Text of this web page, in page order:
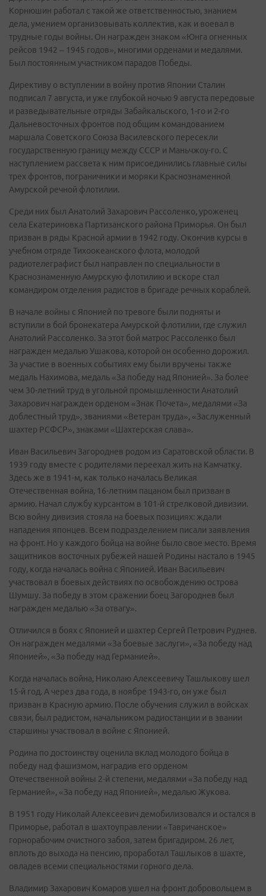
Корнюшин работал с такой же ответственностью, знанием
дела, умением организовывать коллектив, как и воевал в
трудные годы войны. Он награжден знаком «Юнга огненных
рейсов 1942 – 1945 годов», многими орденами и медалями.
Был постоянным участником парадов Победы.
Директиву о вступлении в войну против Японии Сталин
подписал 7 августа, и уже глубокой ночью 9 августа передовые
и разведывательные отряды Забайкальского, 1-го и 2-го
Дальневосточных фронтов под общим командованием
маршала Советского Союза Василевского пересекли
государственную границу между СССР и Маньчжоу-го. С
наступлением рассвета к ним присоединились главные силы
трех фронтов, пограничники и моряки Краснознаменной
Амурской речной флотилии.
Среди них был Анатолий Захарович Рассоленко, уроженец
села Екатериновка Партизанского района Приморья. Он был
призван в ряды Красной армии в 1942 году. Окончив курсы в
учебном отряде Тихоокеанского флота, молодой
радиотелеграфист был направлен по специальности в
Краснознаменную Амурскую флотилию и вскоре стал
командиром отделения радистов в бригаде речных кораблей.
В начале войны с Японией по тревоге были подняты и
вступили в бой бронекатера Амурской флотилии, где служил
Анатолий Рассоленко. За этот бой матрос Рассоленко был
награжден медалью Ушакова, которой он особенно дорожил.
За участие в военных событиях ему были вручены также
медаль Нахимова, медаль «За победу над Японией». За более
чем 30-летний труд в угольной промышленности Анатолий
Захарович награжден орденом «Знак Почета», медалями «За
доблестный труд», званиями «Ветеран труда», «Заслуженный
шахтер РСФСР», знаками «Шахтерская слава».
Иван Васильевич Загороднев родом из Саратовской области. В
1939 году вместе с родителями переехал жить на Камчатку.
Здесь же в 1941-м, как только началась Великая
Отечественная война, 16-летним пацаном был призван в
армию. Начал службу курсантом в 101-й стрелковой дивизии.
Всю войну дивизия стояла на боевых позициях: ждали
нападения японцев. Всем подразделением писали заявления
на фронт. Но у каждого бойца на войне было свое место. Время
защитников восточных рубежей нашей Родины настало в 1945
году, когда началась война с Японией. Иван Васильевич
участвовал в боевых действиях по освобождению острова
Шумшу. За победу в этом сражении боец Загороднев был
награжден медалью «За отвагу».
Отличился в боях с Японией и шахтер Сергей Петрович Руднев.
Он награжден медалями «За боевые заслуги», «За победу над
Японией», «За победу над Германией».
Когда началась война, Николаю Алексеевичу Ташлыкову шел
15-й год. А через два года, в ноябре 1943-го, он уже был
призван в Красную армию. После обучения служил в войсках
связи, был радистом, начальником радиостанции и в звании
старшины участвовал в войне с Японией.
Родина по достоинству оценила вклад молодого бойца в
победу над фашизмом, наградив его орденом
Отечественной войны 2-й степени, медалями «За победу над
Германией», «За победу над Японией», медалью Жукова.
В 1951 году Николай Алексеевич демобилизовался и остался в
Приморье, работал в шахтоуправлении «Тавричанское»
горнорабочим очистного забоя, затем бригадиром. 26 лет,
вплоть до выхода на пенсию, проработал Ташлыков в шахте,
овладев всеми специальностями горного дела.
Владимир Захарович Комаров ушел на фронт добровольцем в